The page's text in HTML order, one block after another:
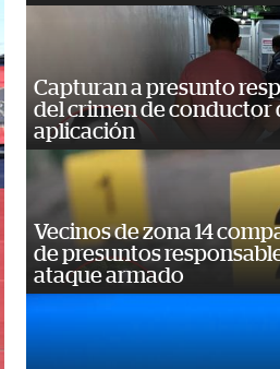
Capturan a presunto
del crimen de conductor
aplicación
Vecinos de zona 14
de presuntos
ataque armado